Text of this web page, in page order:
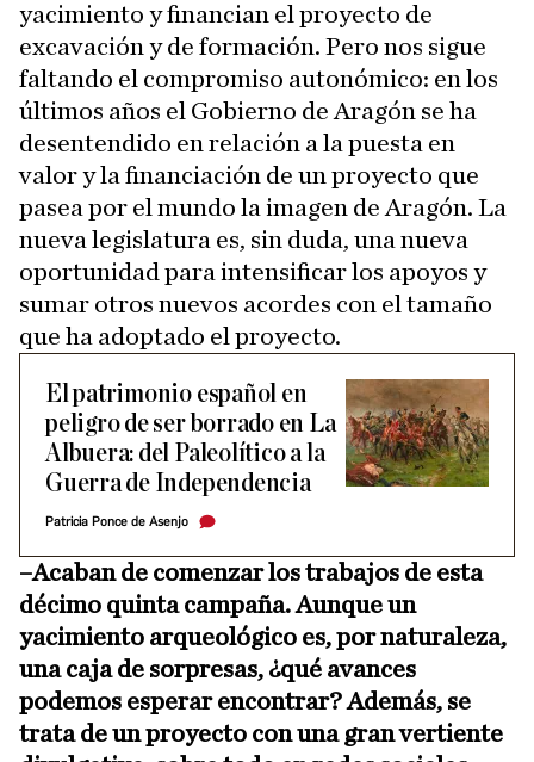
yacimiento y financian el proyecto de
excavación y de formación. Pero nos sigue
faltando el compromiso autonómico: en los
últimos años el Gobierno de Aragón se ha
desentendido en relación a la puesta en
valor y la financiación de un proyecto que
pasea por el mundo la imagen de Aragón. La
nueva legislatura es, sin duda, una nueva
oportunidad para intensificar los apoyos y
sumar otros nuevos acordes con el tamaño
que ha adoptado el proyecto.
El patrimonio español en
peligro de ser borrado en La
Albuera: del Paleolítico a la
Guerra de Independencia
Patricia Ponce de Asenjo
–Acaban de comenzar los trabajos de esta
décimo quinta campaña. Aunque un
yacimiento arqueológico es, por naturaleza,
una caja de sorpresas, ¿qué avances
podemos esperar encontrar? Además, se
trata de un proyecto con una gran vertiente